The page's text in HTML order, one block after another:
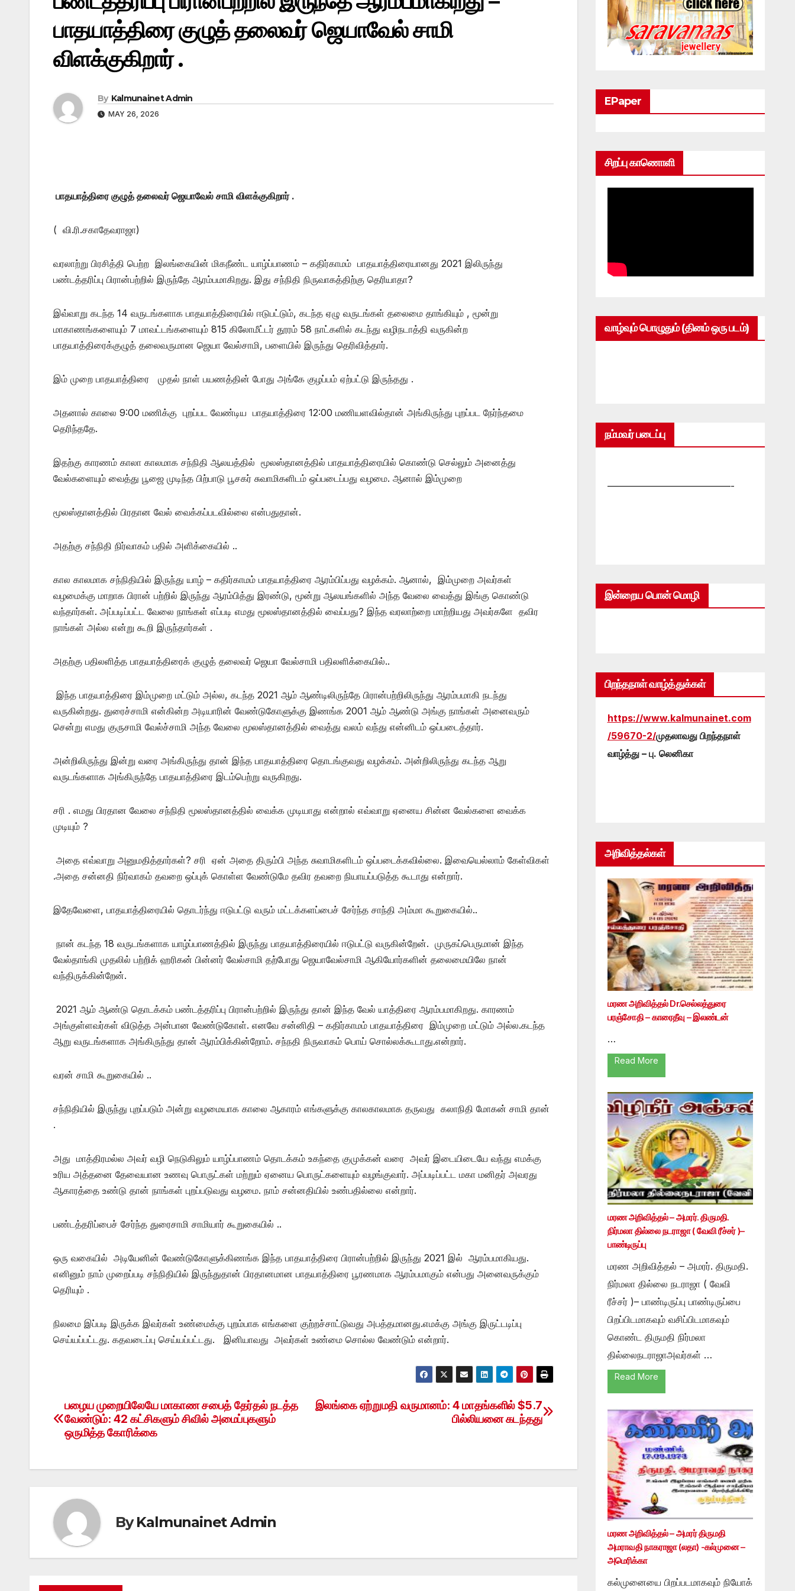
பாதயாத்திரை குழுத் தலைவர் ஜெயாவேல் சாமி
விளக்குகிறார் .
By Kalmunainet Admin
MAY 26, 2026
பாதயாத்திரை குழுத் தலைவர் ஜெயாவேல் சாமி விளக்குகிறார் .
( வி.ரி.சகாதேவராஜா)
வரலாற்று பிரசித்தி பெற்ற இலங்கையின் மிகநீண்ட யாழ்ப்பாணம் – கதிர்காமம் பாதயாத்திரையானது 2021 இலிருந்து
பண்டத்தரிப்பு பிரான்பற்றில் இருந்தே ஆரம்பமாகிறது. இது சந்நிதி நிருவாகத்திற்கு தெரியாதா?
இவ்வாறு கடந்த 14 வருடங்களாக பாதயாத்திரையில் ஈடுபட்டும், கடந்த ஏழு வருடங்கள் தலைமை தாங்கியும் , மூன்று
மாகாணங்களையும் 7 மாவட்டங்களையும் 815 கிலோமீட்டர் தூரம் 58 நாட்களில் கடந்து வழிநடாத்தி வருகின்ற
பாதயாத்திரைக்குழுத் தலைவருமான ஜெயா வேல்சாமி, பளையில் இருந்து தெரிவித்தார்.
இம் முறை பாதயாத்திரை முதல் நாள் பயணத்தின் போது அங்கே குழப்பம் ஏற்பட்டு இருந்தது .
அதனால் காலை 9:00 மணிக்கு புறப்பட வேண்டிய பாதயாத்திரை 12:00 மணியளவில்தான் அங்கிருந்து புறப்பட நேர்ந்தமை
தெரிந்ததே.
இதற்கு காரணம் காலா காலமாக சந்நிதி ஆலயத்தில் மூலஸ்தானத்தில் பாதயாத்திரையில் கொண்டு செல்லும் அனைத்து
வேல்களையும் வைத்து பூஜை முடிந்த பிற்பாடு பூசகர் சுவாமிகளிடம் ஒப்படைப்பது வழமை. ஆனால் இம்முறை
மூலஸ்தானத்தில் பிரதான வேல் வைக்கப்படவில்லை என்பதுதான்.
அதற்கு சந்நிதி நிர்வாகம் பதில் அளிக்கையில் ..
கால காலமாக சந்நிதியில் இருந்து யாழ் – கதிர்காமம் பாதயாத்திரை ஆரம்பிப்பது வழக்கம். ஆனால், இம்முறை அவர்கள்
வழமைக்கு மாறாக பிரான் பற்றில் இருந்து ஆரம்பித்து இரண்டு, மூன்று ஆலயங்களில் அந்த வேலை வைத்து இங்கு கொண்டு
வந்தார்கள். அப்படிப்பட்ட வேலை நாங்கள் எப்படி எமது மூலஸ்தானத்தில் வைப்பது? இந்த வரலாற்றை மாற்றியது அவர்களே தவிர
நாங்கள் அல்ல என்று கூறி இருந்தார்கள் .
அதற்கு பதிலளித்த பாதயாத்திரைக் குழுத் தலைவர் ஜெயா வேல்சாமி பதிலளிக்கையில்..
இந்த பாதயாத்திரை இம்முறை மட்டும் அல்ல, கடந்த 2021 ஆம் ஆண்டிலிருந்தே பிரான்பற்றிலிருந்து ஆரம்பமாகி நடந்து
வருகின்றது. துரைச்சாமி என்கின்ற அடியாரின் வேண்டுகோளுக்கு இணங்க 2001 ஆம் ஆண்டு அங்கு நாங்கள் அனைவரும்
சென்று எமது குருசாமி வேல்ச்சாமி அந்த வேலை மூலஸ்தானத்தில் வைத்து வலம் வந்து என்னிடம் ஒப்படைத்தார்.
அன்றிலிருந்து இன்று வரை அங்கிருந்து தான் இந்த பாதயாத்திரை தொடங்குவது வழக்கம். அன்றிலிருந்து கடந்த ஆறு
வருடங்களாக அங்கிருந்தே பாதயாத்திரை இடம்பெற்று வருகிறது.
சரி . எமது பிரதான வேலை சந்நிதி மூலஸ்தானத்தில் வைக்க முடியாது என்றால் எவ்வாறு ஏனைய சின்ன வேல்களை வைக்க
முடியும் ?
அதை எவ்வாறு அனுமதித்தார்கள்? சரி ஏன் அதை திரும்பி அந்த சுவாமிகளிடம் ஒப்படைக்கவில்லை. இவையெல்லாம் கேள்விகள்
.அதை சன்னதி நிர்வாகம் தவறை ஒப்புக் கொள்ள வேண்டுமே தவிர தவறை நியாயப்படுத்த கூடாது என்றார்.
இதேவேளை, பாதயாத்திரையில் தொடர்ந்து ஈடுபட்டு வரும் மட்டக்களப்பைச் சேர்ந்த சாந்தி அம்மா கூறுகையில்..
நான் கடந்த 18 வருடங்களாக யாழ்ப்பாணத்தில் இருந்து பாதயாத்திரையில் ஈடுபட்டு வருகின்றேன். முருகப்பெருமான் இந்த
வேல்தாங்கி முதலில் பற்றிக் ஹரிகன் பின்னர் வேல்சாமி தற்போது ஜெயாவேல்சாமி ஆகியோர்களின் தலைமையிலே நான்
வந்திருக்கின்றேன்.
2021 ஆம் ஆண்டு தொடக்கம் பண்டத்தரிப்பு பிரான்பற்றில் இருந்து தான் இந்த வேல் யாத்திரை ஆரம்பமாகிறது. காரணம்
அங்குள்ளவர்கள் விடுத்த அன்பான வேண்டுகோள். எனவே சன்னிதி – கதிர்காமம் பாதயாத்திரை இம்முறை மட்டும் அல்ல.கடந்த
ஆறு வருடங்களாக அங்கிருந்து தான் ஆரம்பிக்கின்றோம். சந்நதி நிருவாகம் பொய் சொல்லக்கூடாது.என்றார்.
வரன் சாமி கூறுகையில் ..
சந்நிதியில் இருந்து புறப்படும் அன்று வழமையாக காலை ஆகாரம் எங்களுக்கு காலகாலமாக தருவது கலாநிதி மோகன் சாமி தான்
.
அது மாத்திரமல்ல அவர் வழி நெடுகிலும் யாழ்ப்பாணம் தொடக்கம் உகந்தை குமுக்கன் வரை அவர் இடையிடையே வந்து எமக்கு
உரிய அத்தனை தேவையான உணவு பொருட்கள் மற்றும் ஏனைய பொருட்களையும் வழங்குவார். அப்படிப்பட்ட மகா மனிதர் அவரது
ஆகாரத்தை உண்டு தான் நாங்கள் புறப்படுவது வழமை. நாம் சன்னதியில் உண்பதில்லை என்றார்.
பண்டத்தரிப்பைச் சேர்ந்த துரைசாமி சாமியார் கூறுகையில் ..
ஒரு வகையில் அடியேனின் வேண்டுகோளுக்கிணங்க இந்த பாதயாத்திரை பிரான்பற்றில் இருந்து 2021 இல் ஆரம்பமாகியது.
எனினும் நாம் முறைப்படி சந்நிதியில் இருந்துதான் பிரதானமான பாதயாத்திரை பூரணமாக ஆரம்பமாகும் என்பது அனைவருக்கும்
தெரியும் .
நிலமை இப்படி இருக்க இவர்கள் உண்மைக்கு புறம்பாக எங்களை குற்றச்சாட்டுவது அபத்தமானது.எமக்கு அங்கு இருட்டடிப்பு
செய்யப்பட்டது. கதவடைப்பு செய்யப்பட்டது. இனியாவது அவர்கள் உண்மை சொல்ல வேண்டும் என்றார்.
Post
navigation
இலங்கை ஏற்றுமதி வருமானம்: 4 மாதங்களில் $5.7
பில்லியனை கடந்தது
பழைய முறையிலேயே மாகாண சபைத் தேர்தல் நடத்த
வேண்டும்: 42 கட்சிகளும் சிவில் அமைப்புகளும்
ஒருமித்த கோரிக்கை
ByKalmunainet Admin
EPaper
சிறப்பு காணொளி
வாழ்வும் பொழுதும் (தினம் ஒரு படம்)
நம்மவர் படைப்பு
—————————————-
இன்றைய பொன் மொழி
பிறந்தநாள் வாழ்த்துக்கள்
https://www.kalmunainet.com
/59670-2/முதலாவது பிறந்தநாள்
வாழ்த்து – பு. லெனிகா
அறிவித்தல்கள்
மரண அறிவித்தல் Dr.செல்லத்துரை
பரஞ்சோதி – காரைதீவு – இலண்டன்
…
Read More
மரண அறிவித்தல் – அமரர். திருமதி.
நிர்மலா தில்லை நடராஜா ( வேவி ரீச்சர் )–
பாண்டிருப்பு
மரண அறிவித்தல் – அமரர். திருமதி.
நிர்மலா தில்லை நடராஜா ( வேவி
ரீச்சர் )– பாண்டிருப்பு பாண்டிருப்பை
பிறப்பிடமாகவும் வசிப்பிடமாகவும்
கொண்ட திருமதி நிர்மலா
தில்லைநடராஜாஅவர்கள் …
Read More
மரண அறிவித்தல் – அமரர் திருமதி
அமராவதி நாகராஜா (லதா) -கல்முனை –
அமெரிக்கா
கல்முனையை பிறப்படமாகவும் நியோக்